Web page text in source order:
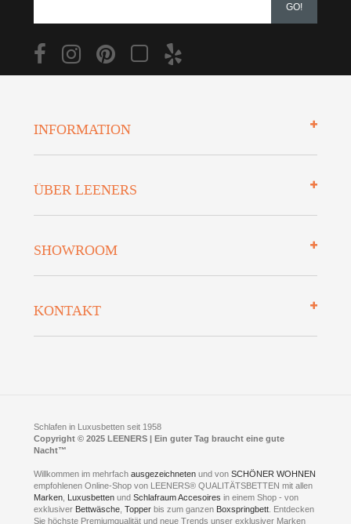
GO!
INFORMATION
Finanzierung
Datenschutz
ÜBER LEENERS
Preisgarantie
Presse
Jobs
SHOWROOM
Fotoalbum
Kontakt
KONTAKT
Neuer Showroom für unsere Onlineartikel.
Kontakt via:WhatsApp
Kontakt via:eMail
Schlafen in Luxusbetten seit 1958
Copyright © 2025 LEENERS | Ein guter Tag braucht eine gute
Nacht™
Willkommen im mehrfachausgezeichnetenund vonSCHÖNER WOHNEN
empfohlenen Online-Shop von LEENERS® QUALITÄTSBETTEN mit allen
Marken Luxusbetten undSchlafraum Accesoires in einem Shop - von
exklusiver Bettwäsche ,Topper bis zum ganzen Boxspringbett . Entdecken
Sie höchste Premiumqualität und neue Trends unser exklusiver Marken